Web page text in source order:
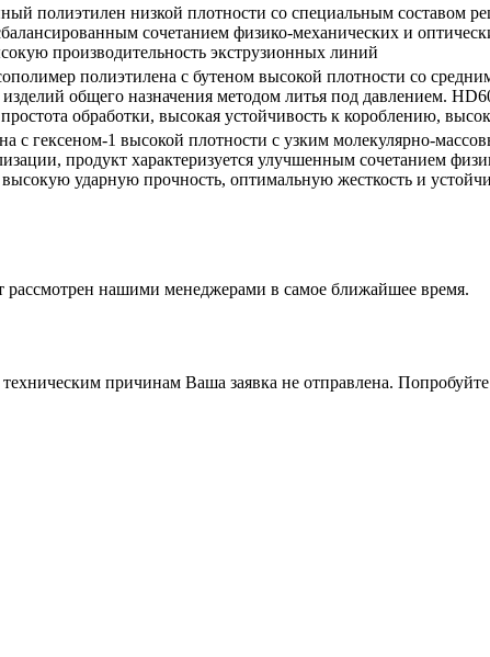
полиэтилен низкой плотности со специальным составом
сочетанием физико-механических и
производительность экструзионных линий
полиэтилена с бутеном высокой плотности со
изделий общего назначения методом литья под давлением.
простота обработки, высокая устойчивость к короблению,
с гексеном-1 высокой плотности с узким молекулярно-
продукт характеризуется улучшенным сочетанием
ударную прочность, оптимальную жесткость и
нашими менеджерами в самое ближайшее время.
причинам Ваша заявка не отправлена.